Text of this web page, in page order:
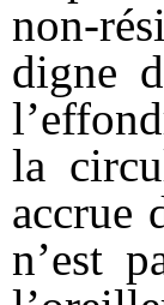
non-
digne
la
accrue
n’est